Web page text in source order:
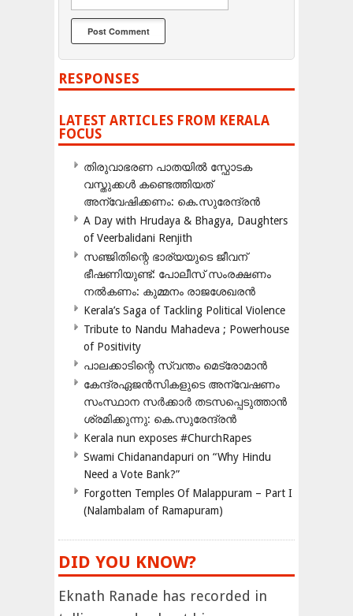
RESPONSES
LATEST ARTICLES FROM KERALA
FOCUS
തിരുവാഭരണ പാതയിൽ സ്ഫോടക
വസ്തുക്കൾ കണ്ടെത്തിയത്
അന്വേഷിക്കണം: കെ.സുരേന്ദ്രൻ
A Day with Hrudaya & Bhagya, Daughters
of Veerbalidani Renjith
സഞ്ജിതിന്റെ ഭാര്യയുടെ ജീവന്
ഭീഷണിയുണ്ട്: പോലീസ് സംരക്ഷണം
നൽകണം: കുമ്മനം രാജശേഖരൻ
Kerala’s Saga of Tackling Political Violence
Tribute to Nandu Mahadeva ; Powerhouse
of Positivity
പാലക്കാടിന്റെ സ്വന്തം മെട്രോമാൻ
കേന്ദ്രഏജൻസികളുടെ അന്വേഷണം
സംസ്ഥാന സർക്കാർ തടസപ്പെടുത്താൻ
ശ്രമിക്കുന്നു: കെ.സുരേന്ദ്രൻ
Kerala nun exposes #ChurchRapes
Swami Chidanandapuri on “Why Hindu
Need a Vote Bank?”
Forgotten Temples Of Malappuram – Part I
(Nalambalam of Ramapuram)
DID YOU KNOW?
Eknath Ranade has recorded in